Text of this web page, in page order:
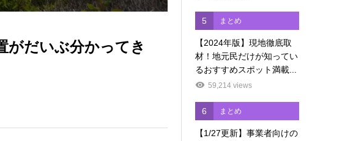
がだいぶ分かってき
5 まとめ
【2024年版】現地徹底取
材！地元民だけが知ってい
るおすすめスポット満載...
59,214 views
6 まとめ
【1/27更新】事業者向けの